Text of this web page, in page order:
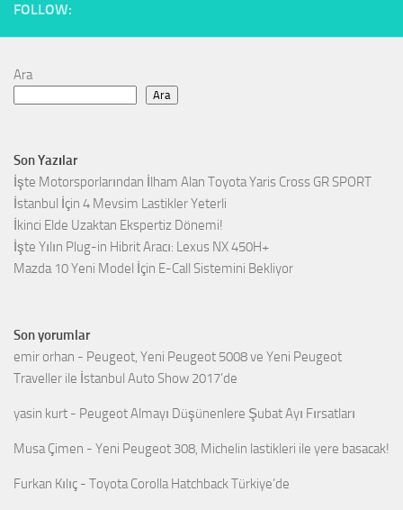
FOLLOW:
Ara
Ara
Son Yazılar
İşte Motorsporlarından İlham Alan Toyota Yaris Cross GR SPORT
İstanbul İçin 4 Mevsim Lastikler Yeterli
İkinci Elde Uzaktan Ekspertiz Dönemi!
İşte Yılın Plug-in Hibrit Aracı: Lexus NX 450H+
Mazda 10 Yeni Model İçin E-Call Sistemini Bekliyor
Son yorumlar
emir orhan - Peugeot, Yeni Peugeot 5008 ve Yeni Peugeot
Traveller ile İstanbul Auto Show 2017’de
yasin kurt - Peugeot Almayı Düşünenlere Şubat Ayı Fırsatları
Musa Çimen - Yeni Peugeot 308, Michelin lastikleri ile yere basacak!
Furkan Kılıç - Toyota Corolla Hatchback Türkiye’de